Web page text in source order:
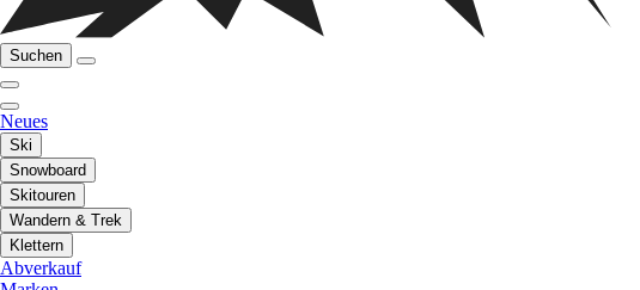
Suchen
Neues
Ski
Snowboard
Skitouren
Wandern & Trek
Klettern
Abverkauf